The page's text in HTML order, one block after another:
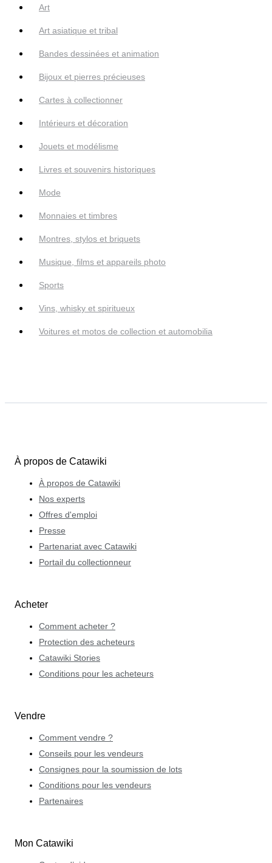
Art
Art asiatique et tribal
Bandes dessinées et animation
Bijoux et pierres précieuses
Cartes à collectionner
Intérieurs et décoration
Jouets et modélisme
Livres et souvenirs historiques
Mode
Monnaies et timbres
Montres, stylos et briquets
Musique, films et appareils photo
Sports
Vins, whisky et spiritueux
Voitures et motos de collection et automobilia
À propos de Catawiki
À propos de Catawiki
Nos experts
Offres d'emploi
Presse
Partenariat avec Catawiki
Portail du collectionneur
Acheter
Comment acheter ?
Protection des acheteurs
Catawiki Stories
Conditions pour les acheteurs
Vendre
Comment vendre ?
Conseils pour les vendeurs
Consignes pour la soumission de lots
Conditions pour les vendeurs
Partenaires
Mon Catawiki